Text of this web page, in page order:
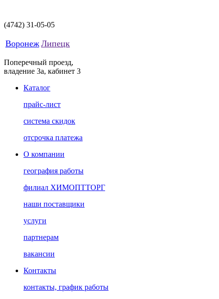
(4742) 31-05-05
Воронеж Липецк
Поперечный проезд,
владение 3а, кабинет 3
Каталог
прайс-лист
система скидок
отсрочка платежа
О компании
география работы
филиал ХИМОПТТОРГ
наши поставщики
услуги
партнерам
вакансии
Контакты
контакты, график работы